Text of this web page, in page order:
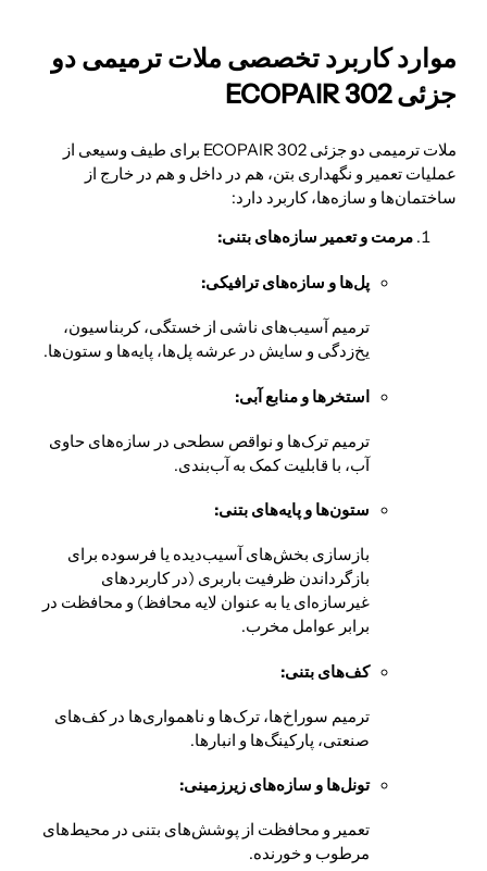
موارد کاربرد تخصصی ملات ترمیمی دو
جزئی ECOPAIR 302
ملات ترمیمی دو جزئی ECOPAIR 302 برای طیف وسیعی از
عملیات تعمیر و نگهداری بتن، هم در داخل و هم در خارج از
ساختمان‌ها و سازه‌ها، کاربرد دارد:
مرمت و تعمیر سازه‌های بتنی:
پل‌ها و سازه‌های ترافیکی:
ترمیم آسیب‌های ناشی از خستگی، کربناسیون،
یخ‌زدگی و سایش در عرشه پل‌ها، پایه‌ها و ستون‌ها.
استخرها و منابع آبی:
ترمیم ترک‌ها و نواقص سطحی در سازه‌های حاوی
آب، با قابلیت کمک به آب‌بندی.
ستون‌ها و پایه‌های بتنی:
بازسازی بخش‌های آسیب‌دیده یا فرسوده برای
بازگرداندن ظرفیت باربری (در کاربردهای
غیرسازه‌ای یا به عنوان لایه محافظ) و محافظت در
برابر عوامل مخرب.
کف‌های بتنی:
ترمیم سوراخ‌ها، ترک‌ها و ناهمواری‌ها در کف‌های
صنعتی، پارکینگ‌ها و انبارها.
تونل‌ها و سازه‌های زیرزمینی:
تعمیر و محافظت از پوشش‌های بتنی در محیط‌های
مرطوب و خورنده.